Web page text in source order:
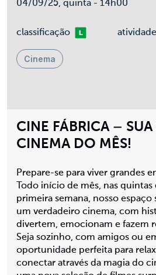
CINE FÁBRICA – SUA
CINEMA DO MÊS!
Prepare-se para viver grandes
Todo início de mês, nas quintas
primeira semana, nosso espaço
um verdadeiro cinema, com
divertem, emocionam e fazem
Seja sozinho, com amigos ou
oportunidade perfeita para
conectar através da magia do
04/09/25, quinta - 14h00
classificaçãoLivre
Cinema